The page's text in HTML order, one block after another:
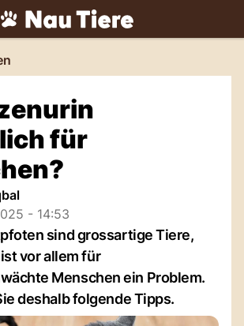
für
- 14:53
sind grossartige Tiere,
vor allem für
Menschen ein Problem.
deshalb folgende Tipps.